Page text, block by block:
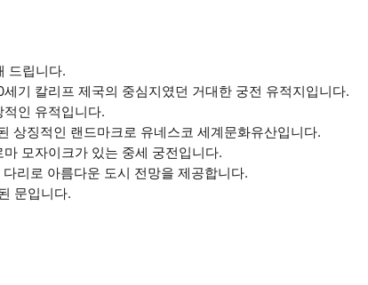
드립니다.
기 칼리프 제국의 중심지였던 거대한 궁전 유적지입니다.
인 유적입니다.
상징적인 랜드마크로 유네스코 세계문화유산입니다.
모자이크가 있는 중세 궁전입니다.
리로 아름다운 도시 전망을 제공합니다.
문입니다.